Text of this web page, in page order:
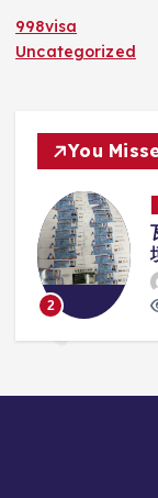
998visa
Uncategorized
You
3